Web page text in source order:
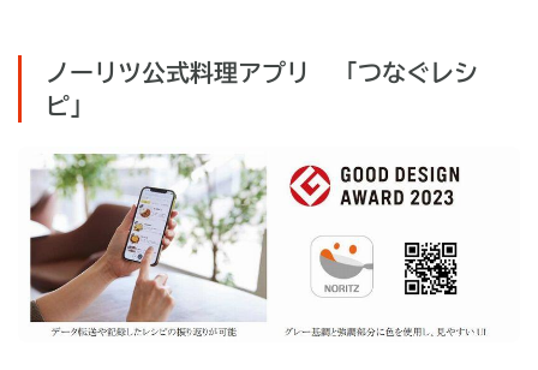
ノーリツ公式料理アプリ 「つなぐレシ
ピ」